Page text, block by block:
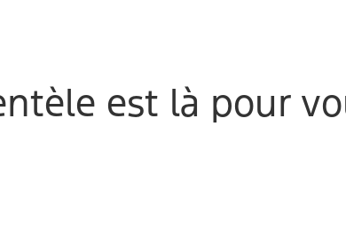
est là pour